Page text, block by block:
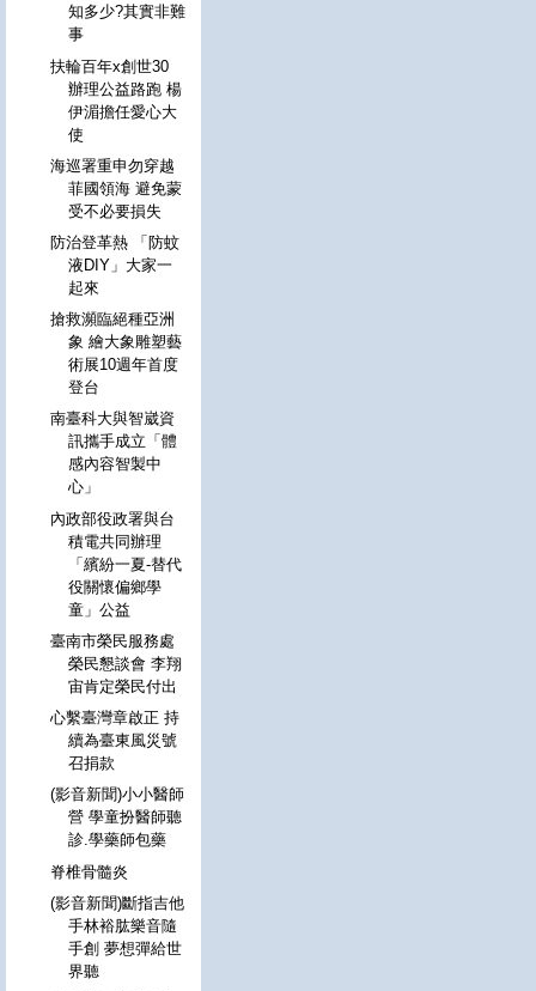
知多少?其實非難
事
扶輪百年x創世30
辦理公益路跑 楊
伊湄擔任愛心大
使
海巡署重申勿穿越
菲國領海 避免蒙
受不必要損失
防治登革熱 「防蚊
液DIY」大家一
起來
搶救瀕臨絕種亞洲
象 繪大象雕塑藝
術展10週年首度
登台
南臺科大與智崴資
訊攜手成立「體
感內容智製中
心」
內政部役政署與台
積電共同辦理
「繽紛一夏-替代
役關懷偏鄉學
童」公益
臺南市榮民服務處
榮民懇談會 李翔
宙肯定榮民付出
心繫臺灣章啟正 持
續為臺東風災號
召捐款
(影音新聞)小小醫師
營 學童扮醫師聽
診.學藥師包藥
脊椎骨髓炎
(影音新聞)斷指吉他
手林裕肱樂音隨
手創 夢想彈給世
界聽